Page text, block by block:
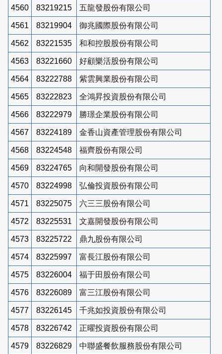
4560 83219215 五龍發股份有限公司
4561 83219904 御兆國際股份有限公司
4562 83221535 和和控股股份有限公司
4563 83221660 好顧樂活股份有限公司
4564 83222788 紫雲興業股份有限公司
4565 83222823 全鴻昇投資股份有限公司
4566 83222979 勝璟企業股份有限公司
4567 83224189 金香山資產管理股份有限公司
4568 83224548 福齊股份有限公司
4569 83224765 向和開發股份有限公司
4570 83224998 弘倫投資股份有限公司
4571 83225075 六三三股份有限公司
4572 83225531 文嘉開發股份有限公司
4573 83225722 鼎九股份有限公司
4574 83225997 富長江股份有限公司
4575 83226004 福于田股份有限公司
4576 83226089 富三江股份有限公司
4577 83226145 千兆如投資股份有限公司
4578 83226742 正曜投資股份有限公司
4579 83226829 中聯盛餐飲服務股份有限公司